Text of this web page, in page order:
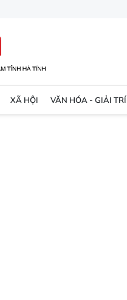
XÃ HỘI VĂN HÓA - GIẢI TRÍ